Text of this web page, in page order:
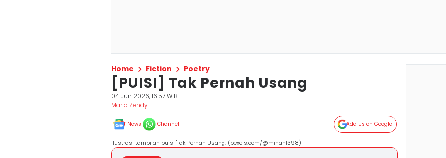
Home Fiction Poetry
[PUISI] Tak Pernah Usang
04 Jun 2026, 16:57 WIB
Maria Zendy
News Channel Add Us on Google
Ilustrasi tampilan puisi 'Tak Pernah Usang'. (pexels.com/@minan1398)